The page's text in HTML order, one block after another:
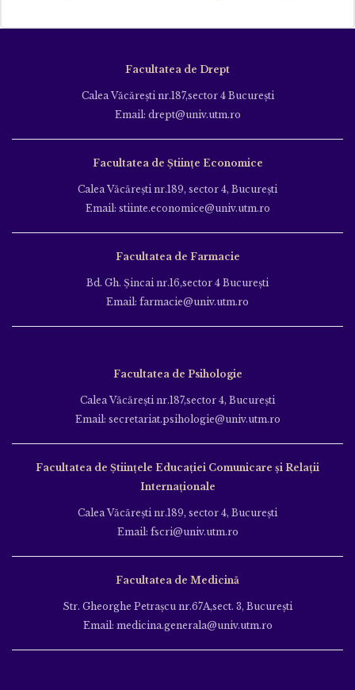
Facultatea de Drept
Calea Văcăreşti nr.187,sector 4 Bucureşti
Email: drept@univ.utm.ro
Facultatea de Științe Economice
Calea Văcăreşti nr.189, sector 4, Bucureşti
Email: stiinte.economice@univ.utm.ro
Facultatea de Farmacie
Bd. Gh. Şincai nr.16,sector 4 Bucureşti
Email: farmacie@univ.utm.ro
Facultatea de Psihologie
Calea Văcăreşti nr.187,sector 4, Bucureşti
Email: secretariat.psihologie@univ.utm.ro
Facultatea de Ştiinţele Educației Comunicare și Relații
Internaționale
Calea Văcăreşti nr.189, sector 4, Bucureşti
Email: fscri@univ.utm.ro
Facultatea de Medicină
Str. Gheorghe Petraşcu nr.67A,sect. 3, Bucureşti
Email: medicina.generala@univ.utm.ro